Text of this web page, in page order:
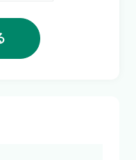
質問